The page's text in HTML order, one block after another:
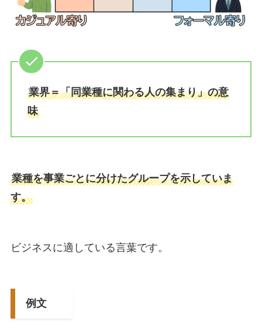
業界＝「同業種に関わる人の集まり」の意
味
業種を事業ごとに分けたグループを示していま
す。
ビジネスに適している言葉です。
例文